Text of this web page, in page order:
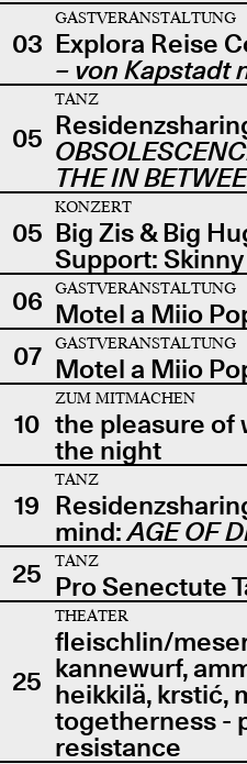
03
GASTVERANSTALTUNG
Explora Reise
– von Kapstadt
05
TANZ
THE IN
05
KONZERT
Big Zis & Big
Support:
06
GASTVERANSTALTUNG
Motel a Miio
07
GASTVERANSTALTUNG
Motel a Miio
10
ZUM MITMACHEN
the pleasure of
the night
19
TANZ
mind:AGE OF
25
TANZ
Pro Senectute
25
THEATER
fleischlin/
kannewurf,
heikkilä, krstić,
togetherness -
resistance